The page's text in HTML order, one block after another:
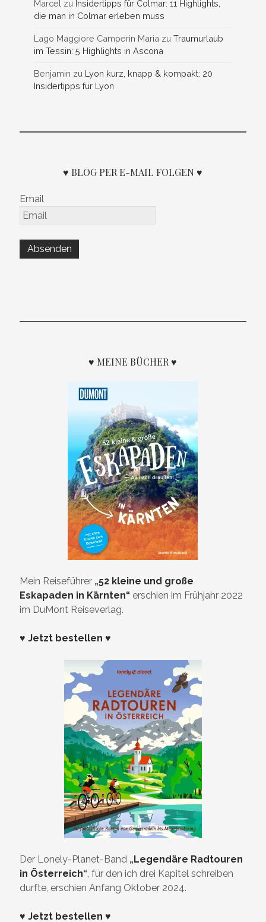
Marcel zu Insidertipps für Colmar: 11 Highlights,
die man in Colmar erleben muss
Lago Maggiore Camperin Maria zuTraumurlaub
im Tessin: 5 Highlights in Ascona
Benjamin zu Lyon kurz, knapp & kompakt: 20
Insidertipps für Lyon
♥ BLOG PER E-MAIL FOLGEN ♥
Email
♥ MEINE BÜCHER ♥
Mein Reiseführer „52 kleine und große
Eskapaden in Kärnten“ erschien im Frühjahr 2022
im DuMont Reiseverlag.
♥ Jetzt bestellen ♥
Der Lonely-Planet-Band „Legendäre Radtouren
in Österreich“, für den ich drei Kapitel schreiben
durfte, erschien Anfang Oktober 2024.
♥ Jetzt bestellen ♥